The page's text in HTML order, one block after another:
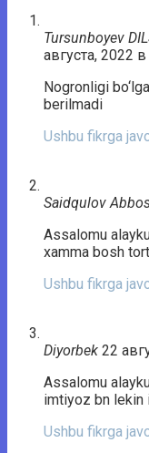
Tursunboyev
августа, 2022
Nogronligi
berilmadi
Ushbu fikrga
Saidqulov
Assalomu
xamma bosh
Ushbu fikrga
Diyorbek 22
Assalomu
imtiyoz bn lekin
Ushbu fikrga